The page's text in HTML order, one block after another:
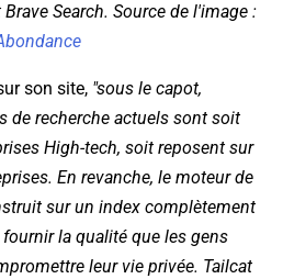
Search. Source de l'image :
son site, "sous le capot,
de recherche actuels sont soit
High-tech, soit reposent sur
En revanche, le moteur de
sur un index complètement
la qualité que les gens
leur vie privée. Tailcat